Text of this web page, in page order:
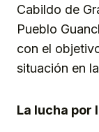
Cabildo de
Pueblo
con el
situación en
La lucha por